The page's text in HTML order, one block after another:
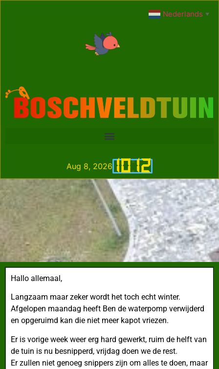
10:12
Aug 8, 2026
Hallo allemaal,
Langzaam maar zeker wordt het toch echt winter.
Afgelopen maandag heeft Ben de waterpomp verwijderd
en opgeruimd kan die niet meer kapot vriezen.
Er is vorige week weer erg hard gewerkt, ruim de helft van
de tuin is nu besnipperd, vrijdag doen we de rest.
Er zullen niet genoeg snippers zijn om alles te doen, maar
Nederlands ▼